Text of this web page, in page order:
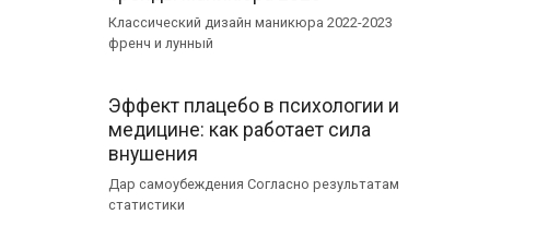
Классический дизайн маникюра 2022-2023
френч и лунный
Эффект плацебо в психологии и
медицине: как работает сила
внушения
Дар самоубеждения Согласно результатам
статистики